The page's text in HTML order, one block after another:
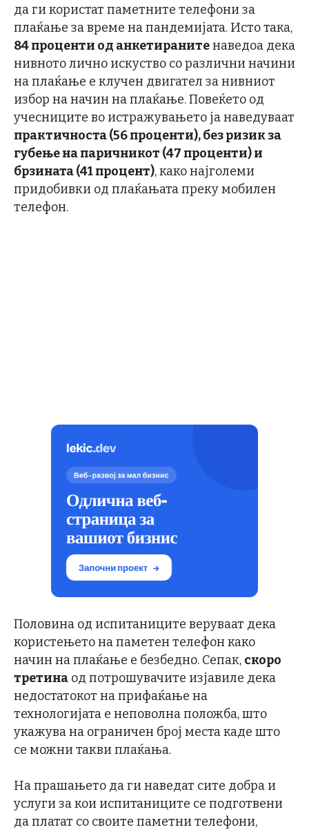
да ги користат паметните телефони за
плаќање за време на пандемијата. Исто така,
84 проценти од анкетиранитенаведоа дека
нивното лично искуство со различни начини
на плаќање е клучен двигател за нивниот
избор на начин на плаќање. Повеќето од
учесниците во истражувањето ја наведуваат
практичноста (56 проценти), без ризик за
губење на паричникот (47 проценти) и
брзината (41 процент), како најголеми
придобивки од плаќањата преку мобилен
телефон.
Половина од испитаниците веруваат дека
користењето на паметен телефон како
начин на плаќање е безбедно. Сепак, скоро
третина од потрошувачите изјавиле дека
недостатокот на прифаќање на
технологијата е неповолна положба, што
укажува на ограничен број места каде што
се можни такви плаќања.
На прашањето да ги наведат сите добра и
услуги за кои испитаниците се подготвени
да платат со своите паметни телефони,